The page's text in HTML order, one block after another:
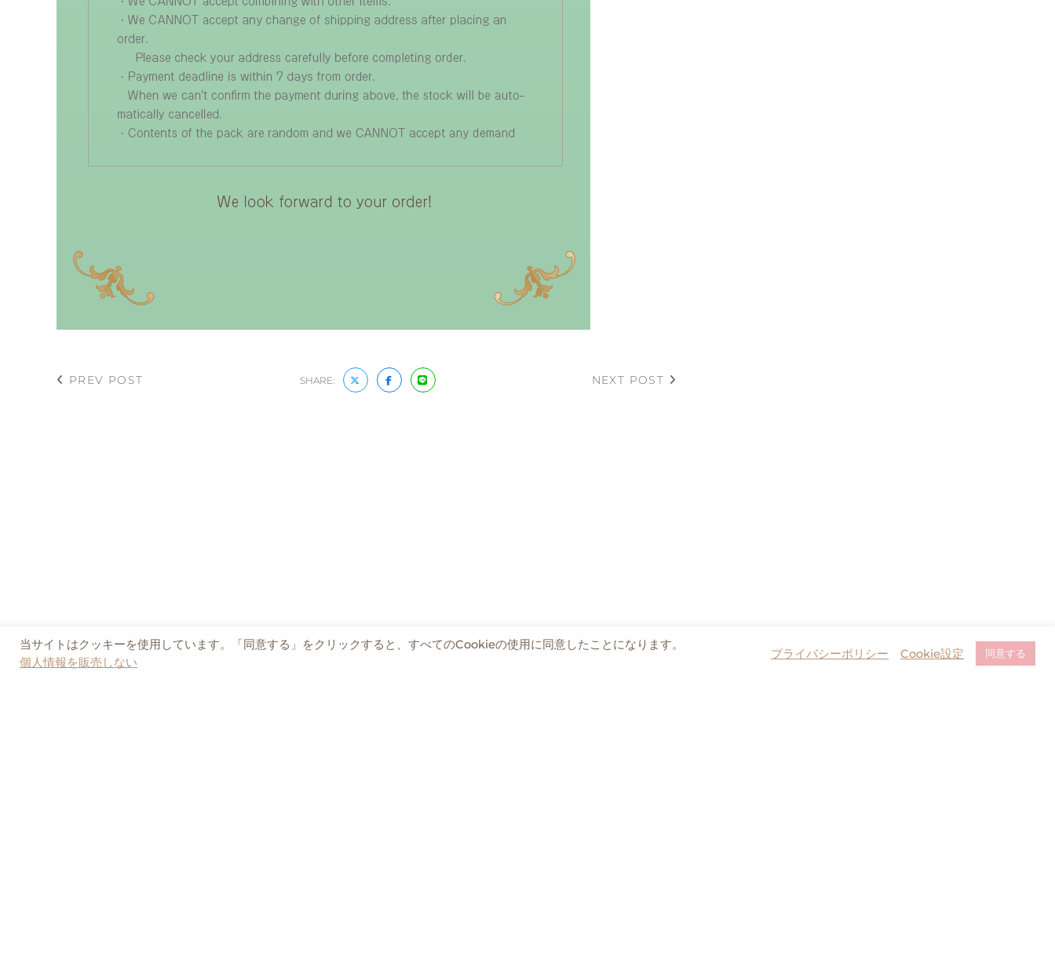
PREV POST SHARE: NEXT POST
当サイトはクッキーを使用しています。「同意する」をクリックすると、すべてのCookieの使用に同意したことになります。
個人情報を販売しない
プライバシーポリシー Cookie設定 同意する